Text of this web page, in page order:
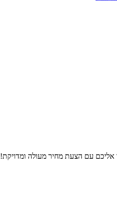
אליכם עם הצעת מחיר מעולה ומדויקת!